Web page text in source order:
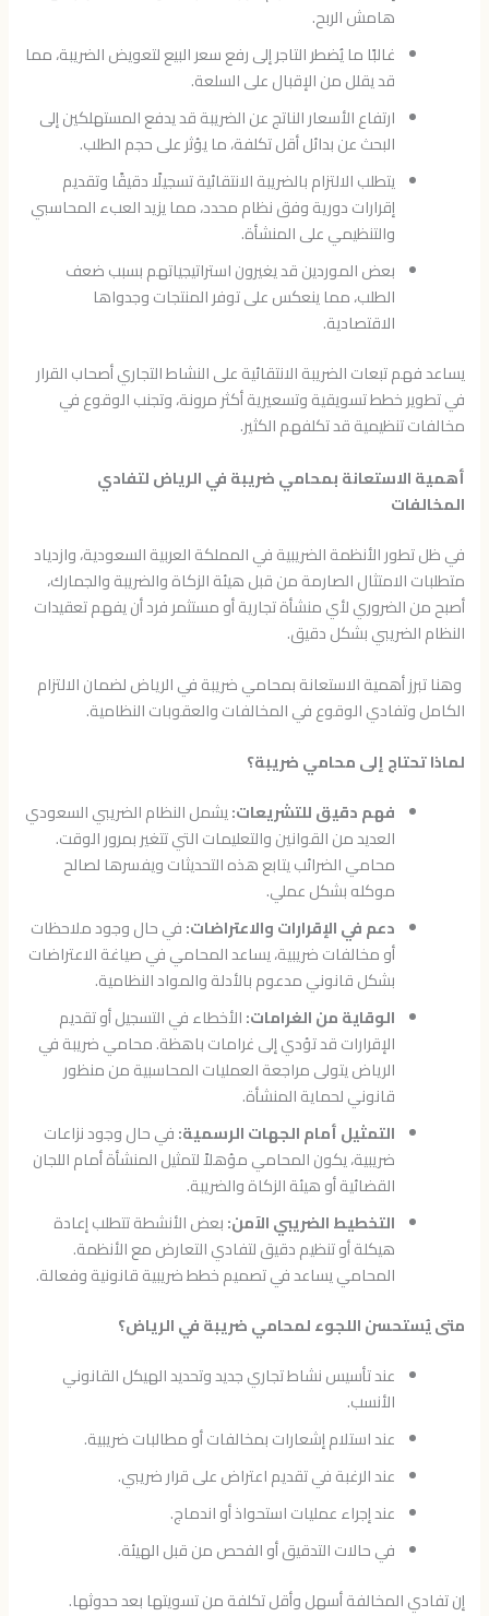
هامش الربح.
غالبًا ما يُضطر التاجر إلى رفع سعر البيع لتعويض الضريبة، مما
قد يقلل من الإقبال على السلعة.
ارتفاع الأسعار الناتج عن الضريبة قد يدفع المستهلكين إلى
البحث عن بدائل أقل تكلفة، ما يؤثر على حجم الطلب.
يتطلب الالتزام بالضريبة الانتقائية تسجيلًا دقيقًا وتقديم
إقرارات دورية وفق نظام محدد، مما يزيد العبء المحاسبي
والتنظيمي على المنشأة.
بعض الموردين قد يغيرون استراتيجياتهم بسبب ضعف
الطلب، مما ينعكس على توفر المنتجات وجدواها
الاقتصادية.
يساعد فهم تبعات الضريبة الانتقائية على النشاط التجاري أصحاب القرار
في تطوير خطط تسويقية وتسعيرية أكثر مرونة، وتجنب الوقوع في
مخالفات تنظيمية قد تكلفهم الكثير.
أهمية الاستعانة بمحامي ضريبة في الرياض لتفادي
المخالفات
في ظل تطور الأنظمة الضريبية في المملكة العربية السعودية، وازدياد
متطلبات الامتثال الصارمة من قبل هيئة الزكاة والضريبة والجمارك،
أصبح من الضروري لأي منشأة تجارية أو مستثمر فرد أن يفهم تعقيدات
النظام الضريبي بشكل دقيق.
وهنا تبرز أهمية الاستعانة بمحامي ضريبة في الرياض لضمان الالتزام
الكامل وتفادي الوقوع في المخالفات والعقوبات النظامية.
لماذا تحتاج إلى محامي ضريبة؟
فهم دقيق للتشريعات:يشمل النظام الضريبي السعودي
العديد من القوانين والتعليمات التي تتغير بمرور الوقت.
محامي الضرائب يتابع هذه التحديثات ويفسرها لصالح
موكله بشكل عملي.
دعم في الإقرارات والاعتراضات:في حال وجود ملاحظات
أو مخالفات ضريبية، يساعد المحامي في صياغة الاعتراضات
بشكل قانوني مدعوم بالأدلة والمواد النظامية.
الوقاية من الغرامات:الأخطاء في التسجيل أو تقديم
الإقرارات قد تؤدي إلى غرامات باهظة. محامي ضريبة في
الرياض يتولى مراجعة العمليات المحاسبية من منظور
قانوني لحماية المنشأة.
التمثيل أمام الجهات الرسمية:في حال وجود نزاعات
ضريبية، يكون المحامي مؤهلاً لتمثيل المنشأة أمام اللجان
القضائية أو هيئة الزكاة والضريبة.
التخطيط الضريبي الآمن:بعض الأنشطة تتطلب إعادة
هيكلة أو تنظيم دقيق لتفادي التعارض مع الأنظمة.
المحامي يساعد في تصميم خطط ضريبية قانونية وفعالة.
متى يُستحسن اللجوء لمحامي ضريبة في الرياض؟
عند تأسيس نشاط تجاري جديد وتحديد الهيكل القانوني
الأنسب.
عند استلام إشعارات بمخالفات أو مطالبات ضريبية.
عند الرغبة في تقديم اعتراض على قرار ضريبي.
عند إجراء عمليات استحواذ أو اندماج.
في حالات التدقيق أو الفحص من قبل الهيئة.
إن تفادي المخالفة أسهل وأقل تكلفة من تسويتها بعد حدوثها.